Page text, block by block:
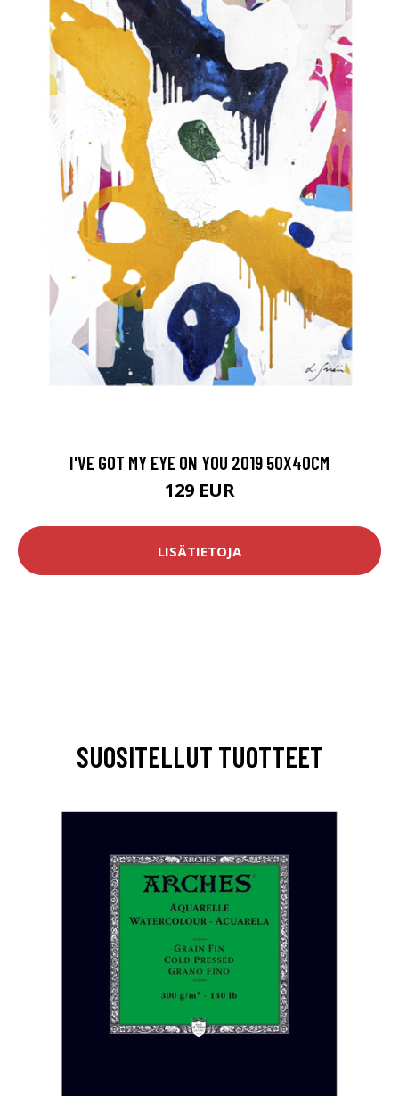
I'VE GOT MY EYE ON YOU 2019 50X40CM
129 EUR
LISÄTIETOJA
SUOSITELLUT TUOTTEET